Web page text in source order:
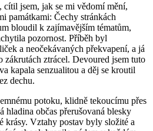
jsem, jak se mi vědomí mění,
památkami: Čechy stránkách
bloudil k zajímavějším tématům,
pozornost. Příběh byl
a neočekávaných překvapení, a já
zákrutách ztrácel. Devoured jsem tuto
kapala senzualitou a děj se kroutil
dechu.
potoku, klidně tekoucímu přes
hladina občas přerušovaná blesky
krásy. Vztahy postav byly složité a